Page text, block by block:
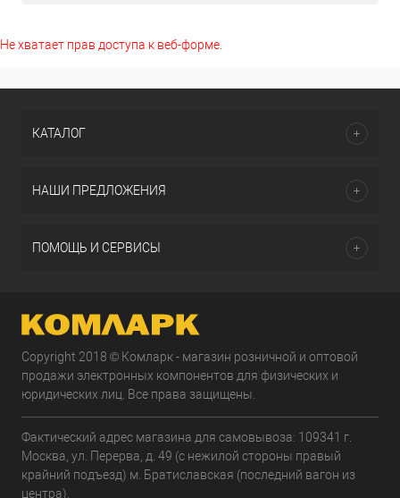
Не хватает прав доступа к веб-форме.
КАТАЛОГ
НАШИ ПРЕДЛОЖЕНИЯ
ПОМОЩЬ И СЕРВИСЫ
Copyright 2018 © Комларк - магазин розничной и оптовой
продажи электронных компонентов для физических и
юридических лиц. Все права защищены.
Фактический адрес магазина для самовывоза: 109341 г.
Москва, ул. Перерва, д. 49 (с нежилой стороны правый
крайний подъезд) м. Братиславская (последний вагон из
центра).